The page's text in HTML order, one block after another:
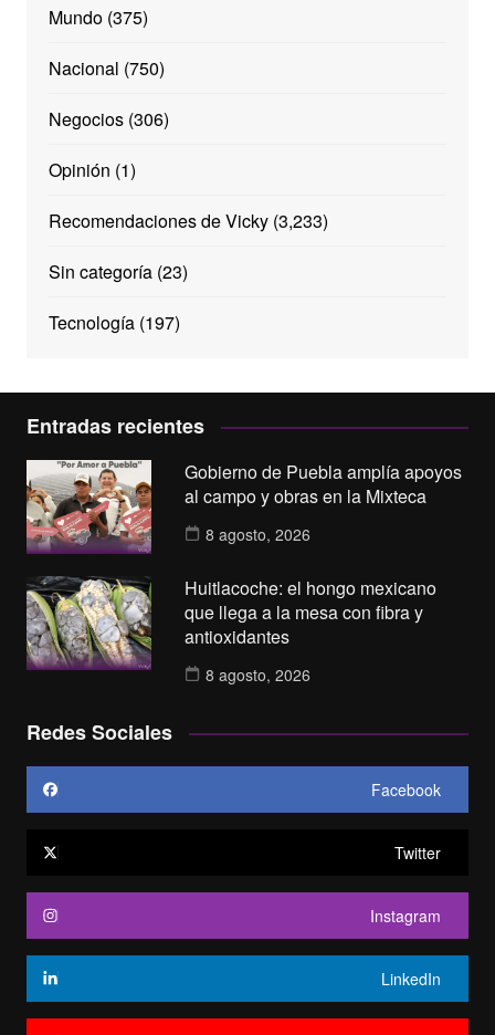
Mundo(375)
Nacional (750)
Negocios(306)
Opinión (1)
Recomendaciones de Vicky(3,233)
Sin categoría(23)
Tecnología(197)
Entradas recientes
Gobierno de Puebla amplía apoyos
al campo y obras en la Mixteca
8 agosto, 2026
Huitlacoche: el hongo mexicano
que llega a la mesa con fibra y
antioxidantes
8 agosto, 2026
Redes Sociales
Facebook
Twitter
Instagram
LinkedIn